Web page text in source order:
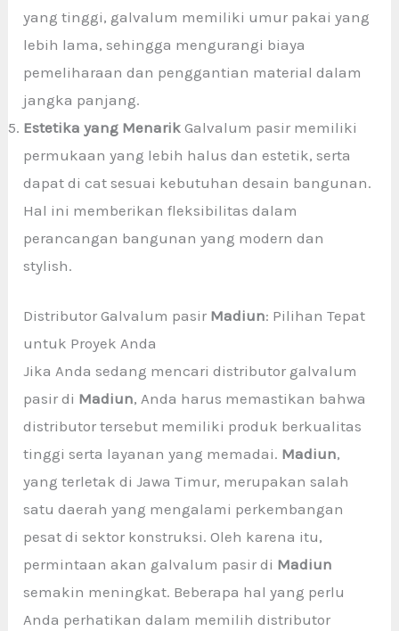
yang tinggi, galvalum memiliki umur pakai yang
lebih lama, sehingga mengurangi biaya
pemeliharaan dan penggantian material dalam
jangka panjang.
Estetika yang Menarik Galvalum pasir memiliki
permukaan yang lebih halus dan estetik, serta
dapat di cat sesuai kebutuhan desain bangunan.
Hal ini memberikan fleksibilitas dalam
perancangan bangunan yang modern dan
stylish.
Distributor Galvalum pasir Madiun: Pilihan Tepat
untuk Proyek Anda
Jika Anda sedang mencari distributor galvalum
pasir di Madiun, Anda harus memastikan bahwa
distributor tersebut memiliki produk berkualitas
tinggi serta layanan yang memadai. Madiun,
yang terletak di Jawa Timur, merupakan salah
satu daerah yang mengalami perkembangan
pesat di sektor konstruksi. Oleh karena itu,
permintaan akan galvalum pasir di Madiun
semakin meningkat. Beberapa hal yang perlu
Anda perhatikan dalam memilih distributor